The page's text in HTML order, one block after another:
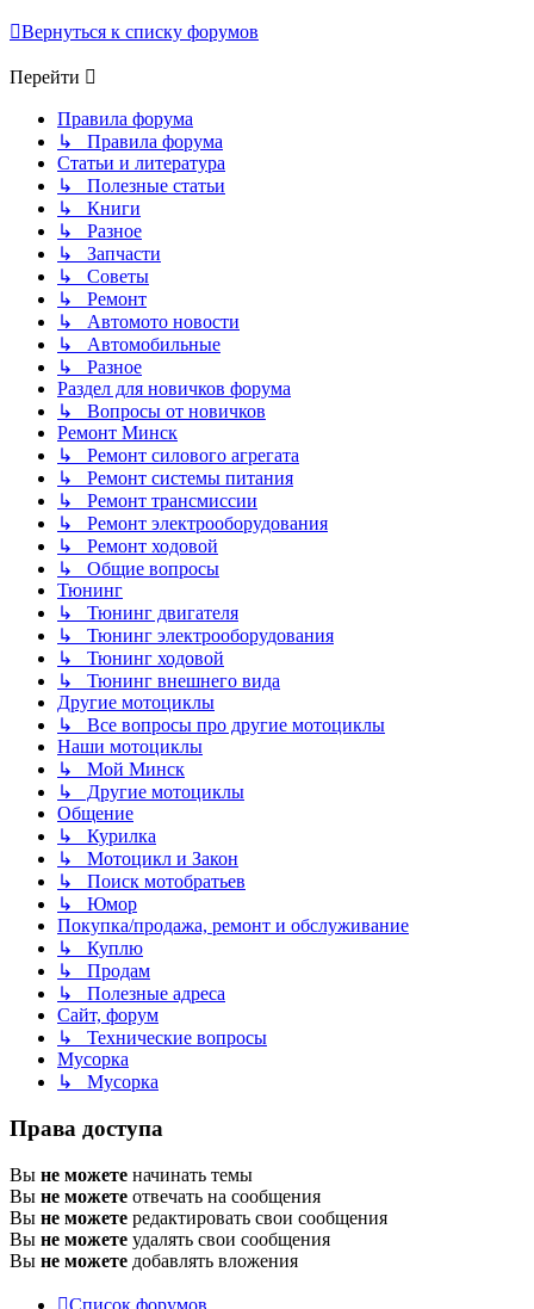
Вернуться к списку форумов
Перейти
Правила форума
↳ Правила форума
Статьи и литература
↳ Полезные статьи
↳ Книги
↳ Разное
↳ Запчасти
↳ Советы
↳ Ремонт
↳ Автомото новости
↳ Автомобильные
↳ Разное
Раздел для новичков форума
↳ Вопросы от новичков
Ремонт Минск
↳ Ремонт силового агрегата
↳ Ремонт системы питания
↳ Ремонт трансмиссии
↳ Ремонт электрооборудования
↳ Ремонт ходовой
↳ Общие вопросы
Тюнинг
↳ Тюнинг двигателя
↳ Тюнинг электрооборудования
↳ Тюнинг ходовой
↳ Тюнинг внешнего вида
Другие мотоциклы
↳ Все вопросы про другие мотоциклы
Наши мотоциклы
↳ Мой Минск
↳ Другие мотоциклы
Общение
↳ Курилка
↳ Мотоцикл и Закон
↳ Поиск мотобратьев
↳ Юмор
Покупка/продажа, ремонт и обслуживание
↳ Куплю
↳ Продам
↳ Полезные адреса
Сайт, форум
↳ Технические вопросы
Мусорка
↳ Мусорка
Права доступа
Вы не можете начинать темы
Вы не можете отвечать на сообщения
Вы не можете редактировать свои сообщения
Вы не можете удалять свои сообщения
Вы не можете добавлять вложения
Список форумов